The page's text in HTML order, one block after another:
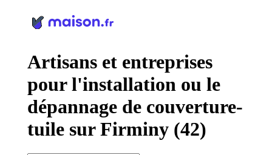
Artisans et entreprises
pour l'installation ou le
dépannage de couverture-
tuile sur Firminy (42)